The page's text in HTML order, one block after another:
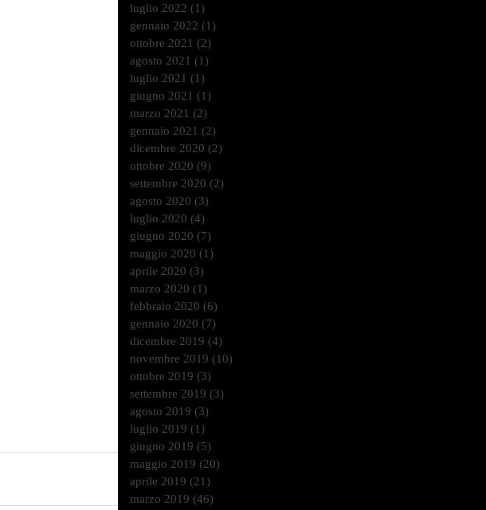
luglio 2022 (1)
gennaio 2022 (1)
ottobre 2021 (2)
agosto 2021 (1)
luglio 2021 (1)
giugno 2021 (1)
marzo 2021 (2)
gennaio 2021 (2)
dicembre 2020 (2)
ottobre 2020 (9)
settembre 2020 (2)
agosto 2020 (3)
luglio 2020 (4)
giugno 2020 (7)
maggio 2020 (1)
aprile 2020 (3)
marzo 2020 (1)
febbraio 2020 (6)
gennaio 2020 (7)
dicembre 2019 (4)
novembre 2019 (10)
ottobre 2019 (3)
settembre 2019 (3)
agosto 2019 (3)
luglio 2019 (1)
giugno 2019 (5)
maggio 2019 (20)
aprile 2019 (21)
marzo 2019 (46)